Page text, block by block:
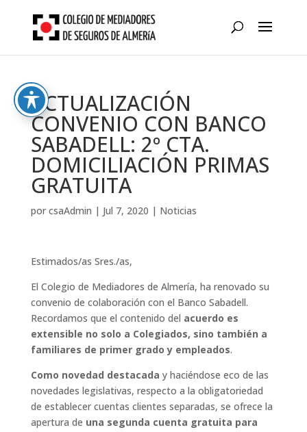
content
ACTUALIZACIÓN
CONVENIO CON BANCO
SABADELL: 2º CTA.
DOMICILIACIÓN PRIMAS
GRATUITA
por csaAdmin | Jul 7, 2020 | Noticias
Estimados/as Sres./as,
El Colegio de Mediadores de Almería, ha renovado su
convenio de colaboración con el Banco Sabadell.
Recordamos que el contenido del acuerdo es
extensible no solo a Colegiados, sino también a
familiares de primer grado y empleados.
Como novedad destacada y haciéndose eco de las
novedades legislativas, respecto a la obligatoriedad
de establecer cuentas clientes separadas, se ofrece la
apertura de una segunda cuenta gratuita para